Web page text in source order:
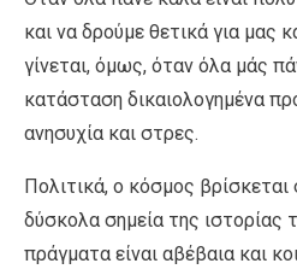
και να δρούμε θετικά για μας
γίνεται, όμως, όταν όλα μάς
κατάσταση δικαιολογημένα
ανησυχία και στρες.
Πολιτικά, ο κόσμος
δύσκολα σημεία της ιστορίας
πράγματα είναι αβέβαια και